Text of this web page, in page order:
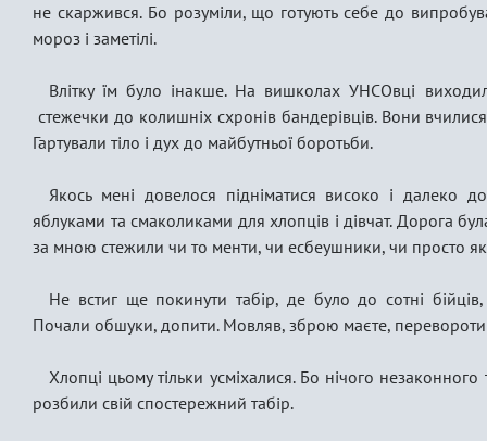
не скаржився. Бо розуміли, що готують себе до
мороз і заметілі.
Влітку їм було інакше. На вишколах УНСОвці
стежечки до колишніх схронів бандерівців. Вони
Гартували тіло і дух до майбутньої боротьби.
Якось мені довелося підніматися високо і далеко
яблуками та смаколиками для хлопців і дівчат. Дорога
за мною стежили чи то менти, чи есбеушники, чи просто
Не встиг ще покинути табір, де було до сотні
Почали обшуки, допити. Мовляв, зброю маєте, перевороти
Хлопці цьому тільки усміхалися. Бо нічого
розбили свій спостережний табір.